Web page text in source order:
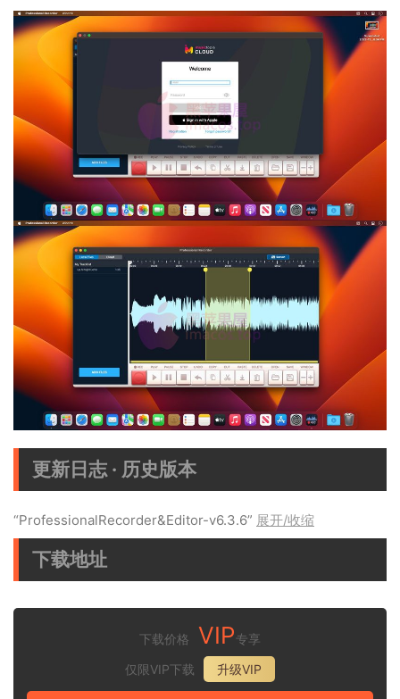
更新日志 · 历史版本
“ProfessionalRecorder&Editor-v6.3.6” 展开/收缩
下载地址
下载价格 VIP专享
仅限VIP下载
升级VIP